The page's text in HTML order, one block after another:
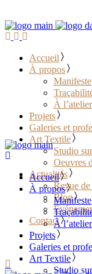
Accueil
À propos
Manifeste
À l’atelier
Projets
Galeries et
Art Textile
Studio
Oeuvres
Actualités
Revue de
Blog
Contact
Accueil
À propos
Manifeste
À l’atelier
Projets
Galeries et
Art Textile
Studio